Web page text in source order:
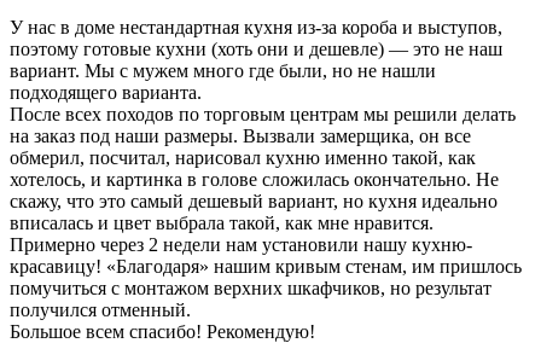
У нас в доме нестандартная кухня из-за короба и выступов,
поэтому готовые кухни (хоть они и дешевле) — это не наш
вариант. Мы с мужем много где были, но не нашли
подходящего варианта.
После всех походов по торговым центрам мы решили делать
на заказ под наши размеры. Вызвали замерщика, он все
обмерил, посчитал, нарисовал кухню именно такой, как
хотелось, и картинка в голове сложилась окончательно. Не
скажу, что это самый дешевый вариант, но кухня идеально
вписалась и цвет выбрала такой, как мне нравится.
Примерно через 2 недели нам установили нашу кухню-
красавицу! «Благодаря» нашим кривым стенам, им пришлось
помучиться с монтажом верхних шкафчиков, но результат
получился отменный.
Большое всем спасибо! Рекомендую!